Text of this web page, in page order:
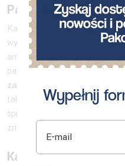
Pamiętaj o
Karton należy wypełnić,
wypełniacza skropak.
amortyzację, a także
paczki. Dzięki niemu
zawartość będzie się
także gwarancja
sprawia, że użycie go
znacząco na zwiększenie się
Karton należy okleić
Wypełnij
E-mail